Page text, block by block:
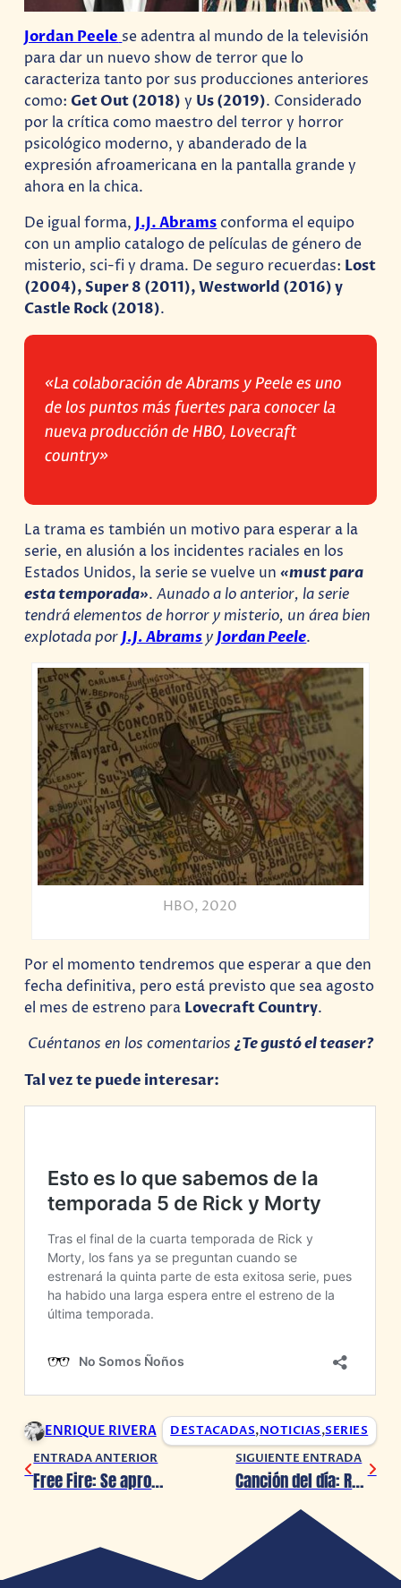
Jordan Peele se adentra al mundo de la televisión
para dar un nuevo show de terror que lo
caracteriza tanto por sus producciones anteriores
como:Get Out (2018) y Us (2019). Considerado
por la crítica como maestro del terror y horror
psicológico moderno, y abanderado de la
expresión afroamericana en la pantalla grande y
ahora en la chica.
De igual forma,J.J. Abramsconforma el equipo
con un amplio catalogo de películas de género de
misterio, sci-fi y drama. De seguro recuerdas: Lost
(2004), Super 8 (2011), Westworld (2016) y
Castle Rock (2018).
«La colaboración de Abrams y Peele es uno
de los puntos más fuertes para conocer la
nueva producción de HBO, Lovecraft
country»
La trama es también un motivo para esperar a la
serie, en alusión a los incidentes raciales en los
Estados Unidos, la serie se vuelve un«must para
esta temporada».Aunado a lo anterior, la serie
tendrá elementos de horror y misterio, un área bien
explotada porJ.J. Abrams yJordan Peele.
HBO, 2020
Por el momento tendremos que esperar a que den
fecha definitiva, pero está previsto que sea agosto
el mes de estreno para Lovecraft Country.
Cuéntanos en los comentarios ¿Te gustó el teaser?
Tal vez te puede interesar:
ENRIQUE RIVERA DESTACADAS,NOTICIAS,SERIES
ENTRADA ANTERIOR
Free Fire: Se aproxima la siguiente temporada.
SIGUIENTE ENTRADA
Canción del día: Respect de Aretha Franklin